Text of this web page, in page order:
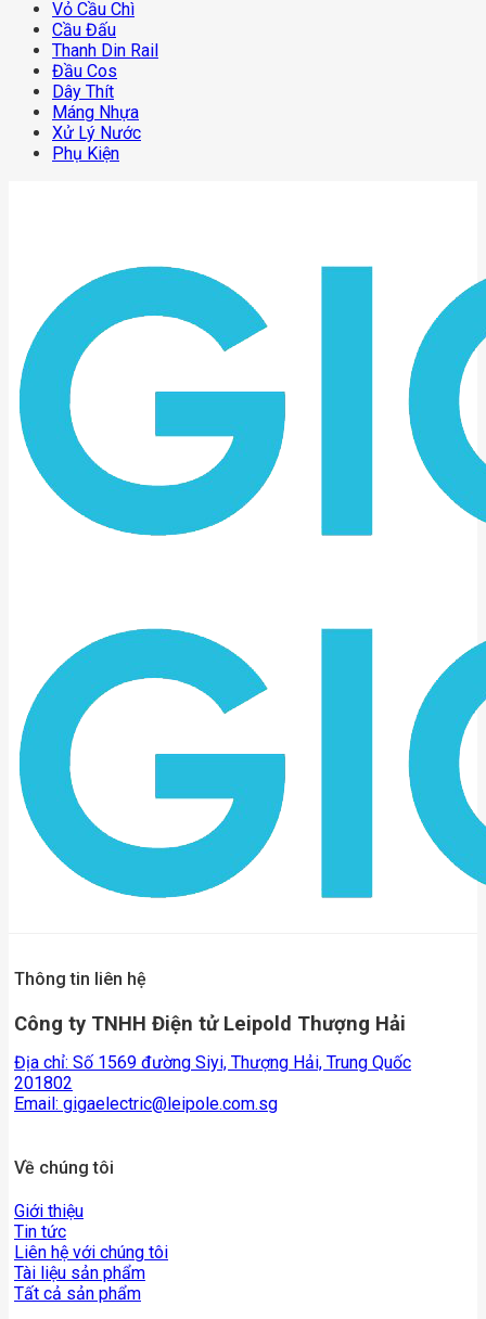
Vỏ Cầu Chì
Cầu Đấu
Thanh Din Rail
Đầu Cos
Dây Thít
Máng Nhựa
Xử Lý Nước
Phụ Kiện
Thông tin liên hệ
Công ty TNHH Điện tử Leipold Thượng Hải
Địa chỉ: Số 1569 đường Siyi, Thượng Hải, Trung Quốc
201802
Email: gigaelectric@leipole.com.sg
Về chúng tôi
Giới thiệu
Tin tức
Liên hệ với chúng tôi
Tài liệu sản phẩm
Tất cả sản phẩm